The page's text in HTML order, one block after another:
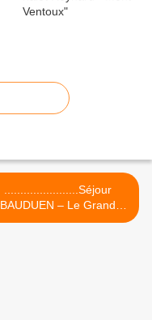
.......................Séjour
BAUDUEN – Le Grand
Margès >